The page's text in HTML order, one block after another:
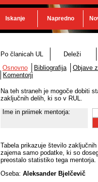
Iskanje Napredno
Po članicah UL Deleži
Osnovno
Bibliografija Objave
Komentorji
Na teh straneh je mogoče dobiti
zaključnih delih, ki so v RUL.
Ime in priimek mentorja:
Tabela prikazuje število
zajema samo podatke, ki so
preostalo statistiko tega mentorja.
Oseba: Aleksander Bjelčevič